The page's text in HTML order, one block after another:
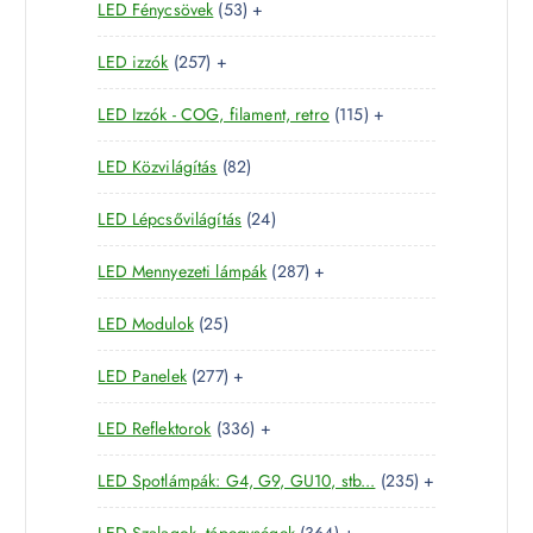
k
r
m
k
e
m
é
k
LED Fénycsövek 535
3
e
r
m
é
k
+
LED izzók 2572
5
7
t
e
r
m
é
k
+
LED Izzók - COG, filament, retro 1151
1
t
r
é
+
LED Közvilágítás 828
2
t
e
r
m
k
LED Lépcsővilágítás 242
4
t
e
m
k
LED Mennyezeti lámpák 2872
8
t
r
é
k
+
LED Modulok 252
5
t
e
r
m
é
k
LED Panelek 2772
7
7
t
e
r
+
LED Reflektorok 3363
3
6
t
+
LED Spotlámpák: G4, G9, GU10, stb... 2352
3
+